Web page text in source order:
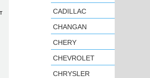
CADILLAC
CHANGAN
CHERY
CHEVROLET
CHRYSLER